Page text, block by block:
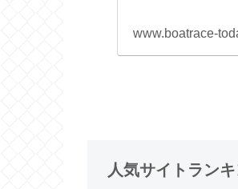
www.boatrace-
人気サイトラン